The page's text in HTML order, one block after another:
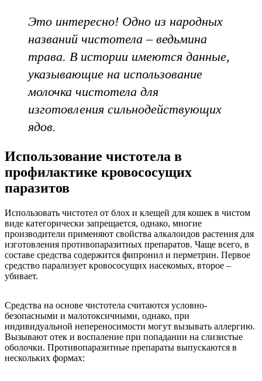
Это интересно! Одно из народных
названий чистотела – ведьмина
трава. В истории имеются данные,
указывающие на использование
молочка чистотела для
изготовления сильнодействующих
ядов.
Использование чистотела в
профилактике кровососущих
паразитов
Использовать чистотел от блох и клещей для кошек в чистом
виде категорически запрещается, однако, многие
производители применяют свойства алкалоидов растения для
изготовления противопаразитных препаратов. Чаще всего, в
составе средства содержится фипронил и перметрин. Первое
средство парализует кровососущих насекомых, второе –
убивает.
Средства на основе чистотела считаются условно-
безопасными и малотоксичными, однако, при
индивидуальной непереносимости могут вызывать аллергию.
Вызывают отек и воспаление при попадании на слизистые
оболочки. Противопаразитные препараты выпускаются в
нескольких формах: